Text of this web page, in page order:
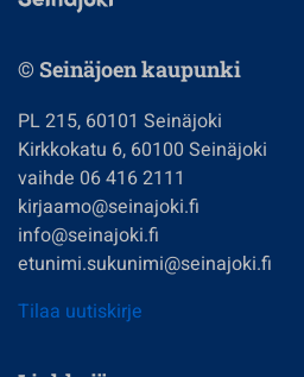
© Seinäjoen kaupunki
PL 215, 60101 Seinäjoki
Kirkkokatu 6, 60100 Seinäjoki
vaihde 06 416 2111
kirjaamo@seinajoki.fi
info@seinajoki.fi
etunimi.sukunimi@seinajoki.fi
Tilaa uutiskirje